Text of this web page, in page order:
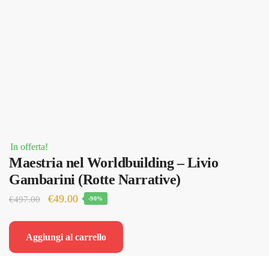
In offerta!
Maestria nel Worldbuilding – Livio
Gambarini (Rotte Narrative)
€497.00
Il
originale
€49.00Il
attuale
-90%
Aggiungi al carrello